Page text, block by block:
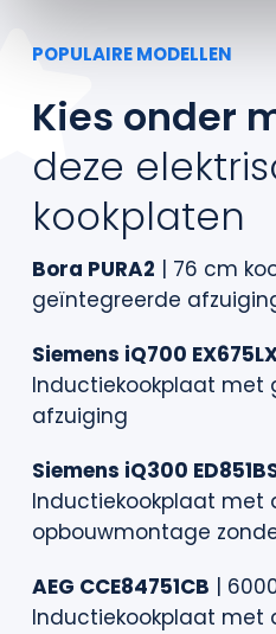
POPULAIRE MODELLEN
Kies onder
deze
kookplaten
Bora PURA2 | 76 cm
geïntegreerde
Siemens iQ700
Inductiekookplaat met
afzuiging
Siemens iQ300
Inductiekookplaat met
opbouwmontage
AEG CCE84751CB |
Inductiekookplaat met